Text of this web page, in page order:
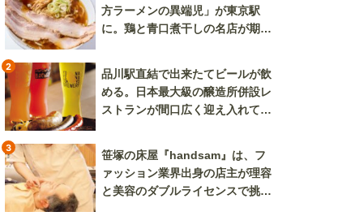
方ラーメンの異端児」が東京駅
に。鶏と青口煮干しの名店が期間
2
品川駅直結で出来たてビールが飲
める。日本最大級の醸造所併設レ
ストランが間口広く迎え入れてく
3
笹塚の床屋『handsam』は、フ
ァッション業界出身の店主が理容
と美容のダブルライセンスで挑む